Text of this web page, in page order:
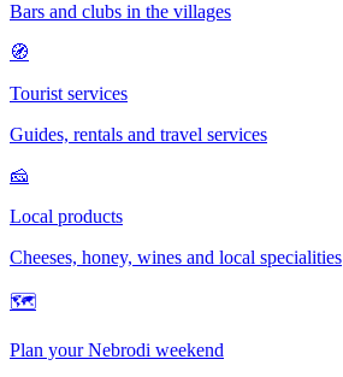
Bars and clubs in the villages
🧭
Tourist services
Guides, rentals and travel services
🧀
Local products
Cheeses, honey, wines and local specialities
🗺
Plan your Nebrodi weekend